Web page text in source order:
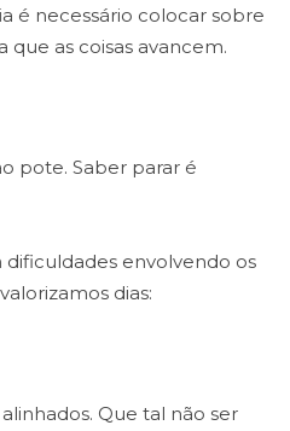
é necessário colocar sobre
que as coisas avancem.
pote. Saber parar é
envolvendo os
dias:
Que tal não ser